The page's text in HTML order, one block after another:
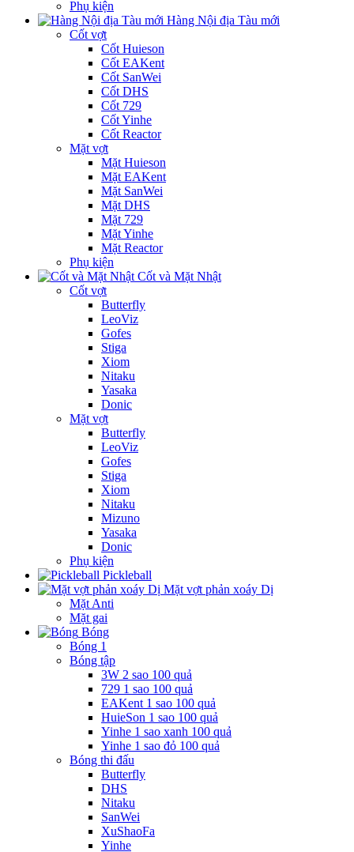
Phụ kiện
Hàng Nội địa Tàu mới
Cốt vợt
Cốt Huieson
Cốt EAKent
Cốt SanWei
Cốt DHS
Cốt 729
Cốt Yinhe
Cốt Reactor
Mặt vợt
Mặt Huieson
Mặt EAKent
Mặt SanWei
Mặt DHS
Mặt 729
Mặt Yinhe
Mặt Reactor
Phụ kiện
Cốt và Mặt Nhật
Cốt vợt
Butterfly
LeoViz
Gofes
Stiga
Xiom
Nitaku
Yasaka
Donic
Mặt vợt
Butterfly
LeoViz
Gofes
Stiga
Xiom
Nitaku
Mizuno
Yasaka
Donic
Phụ kiện
Pickleball
Mặt vợt phản xoáy Dị
Mặt Anti
Mặt gai
Bóng
Bóng 1
Bóng tập
3W 2 sao 100 quả
729 1 sao 100 quả
EAKent 1 sao 100 quả
HuieSon 1 sao 100 quả
Yinhe 1 sao xanh 100 quả
Yinhe 1 sao đỏ 100 quả
Bóng thi đấu
Butterfly
DHS
Nitaku
SanWei
XuShaoFa
Yinhe